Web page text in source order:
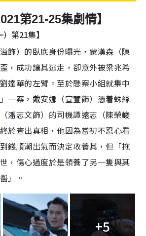
第21-25集劇情】
第21集】
飾）的臥底身份曝光，蒙漢森（陳
，成功讓其逃走，卻意外被梁兆希
達華的左臂。至於懸案小組就集中
一案，戴安娜（宣萱飾）憑着蛛絲
潘志文飾）的司機譚遠志（陳榮峻
於查出真相，他因為當初不忍心看
錢順潮出氣而決定收養其，但「拖
，傷心過度於是領養了另一隻與其
」。
+5